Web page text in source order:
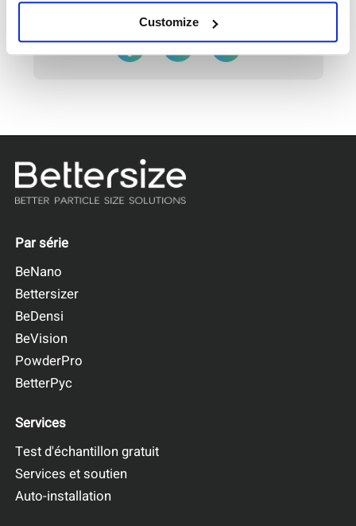
Customize
Share On
Par série
BeNano
Bettersizer
BeDensi
BeVision
PowderPro
BetterPyc
Services
Test d'échantillon gratuit
Services et soutien
Auto-installation